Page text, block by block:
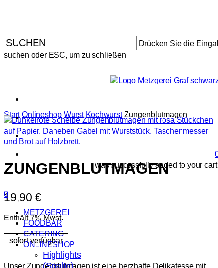
content
Drücken Sie die
suchen oder ESC, um zu schließen.
was successfully added to your
search
account
0
Menu
METZGEREI
FOODBAR
CATERING
ONLINESHOP
Highlights
(Spalte)
Start Onlineshop Wurst Kochwurst Zungenblutmagen
ZUNGENBLUTMAGEN
19,90 €
Enthält 7% Mwst.
Unser Zungenblutmagen ist eine herzhafte Delikatesse mit